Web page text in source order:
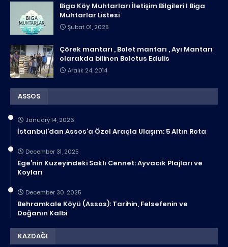
Biga Köy Muhtarları İletişim Bilgileri I Biga
Muhtarlar Listesi
Şubat 01, 2025
Çörek mantarı , Bolet mantarı , Ayı Mantarı
olarakda bilinen Boletus Edulis
Aralık 24, 2014
ASSOS
January 14, 2026
İstanbul’dan Assos’a Özel Araçla Ulaşım: 5 Altın Rota
December 31, 2025
Ege’nin Kuzeyindeki Saklı Cennet: Ayvacık Plajları ve
Koyları
December 30, 2025
Behramkale Köyü (Assos): Tarihin, Felsefenin ve
Doğanın Kalbi
KAZDAĞI